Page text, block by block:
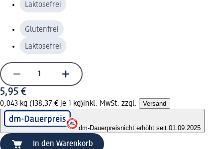
Laktosefrei
Glutenfrei
Laktosefrei
5,95 €
0,043 kg (138,37 € je 1 kg)inkl. MwSt. zzgl. Versand
dm-Dauerpreisnicht erhöht seit 01.09.2025
In den Warenkorb